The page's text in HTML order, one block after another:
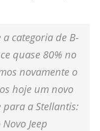
categoria de B-
quase 80% no
novamente o
hoje um novo
a Stellantis:
Jeep